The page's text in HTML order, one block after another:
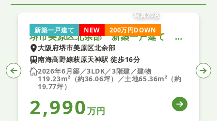
新築一戸建て NEW 200万円DOWN
写真20枚
堺市美原区北余部 新築一戸建て 全１区画
大阪府堺市美原区北余部
南海高野線萩原天神駅 徒歩16分
2026年6月築／3LDK／3階建／建物
119.23m²（約36.06坪）／土地65.36m²（約
19.77坪）
2,990万円